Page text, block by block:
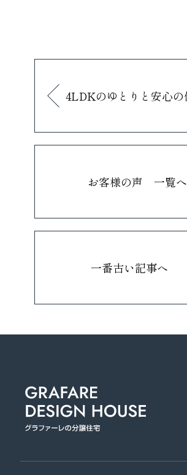
お客様の声 一覧へ
一番古い記事へ